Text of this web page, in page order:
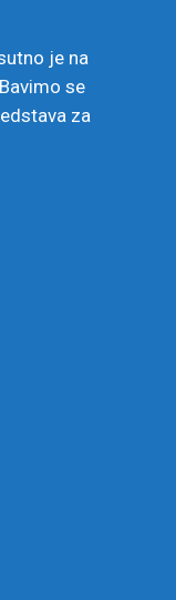
je na
se
za